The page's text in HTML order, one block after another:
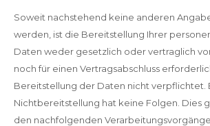
Soweit nachstehend keine anderen
werden, ist die Bereitstellung Ihrer
Daten weder gesetzlich oder vertraglich
noch für einen Vertragsabschluss
Bereitstellung der Daten nicht verpflichtet.
Nichtbereitstellung hat keine Folgen. Dies
den nachfolgenden